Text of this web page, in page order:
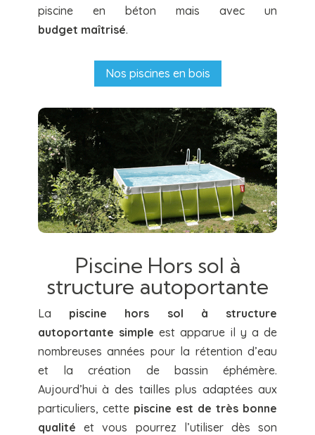
piscine en béton mais avec un
budget maîtrisé.
Nos piscines en bois
Piscine Hors sol à
structure autoportante
La piscine hors sol à structure
autoportante simple est apparue il y a de
nombreuses années pour la rétention d’eau
et la création de bassin éphémère.
Aujourd’hui à des tailles plus adaptées aux
particuliers, cette piscine est de très bonne
qualité et vous pourrez l’utiliser dès son